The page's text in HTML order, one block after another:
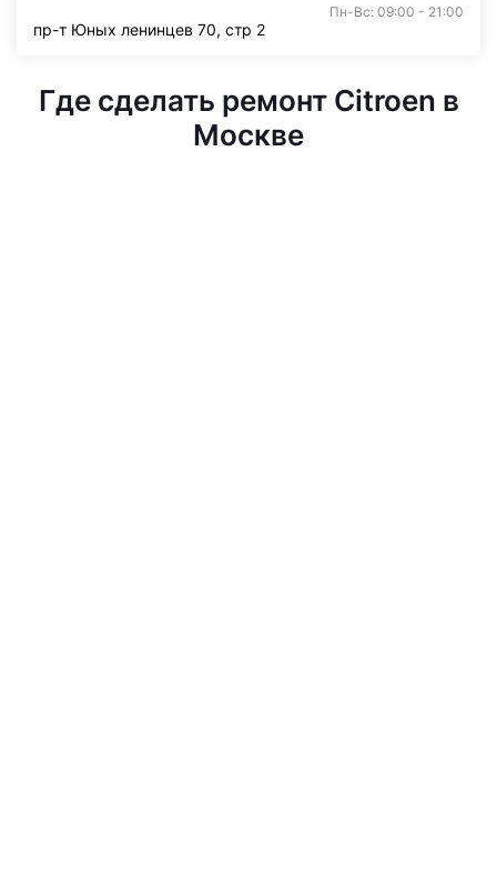
Пн-Вс: 09:00 - 21:00
пр-т Юных ленинцев 70, стр 2
Где сделать ремонт Citroen в
Москве